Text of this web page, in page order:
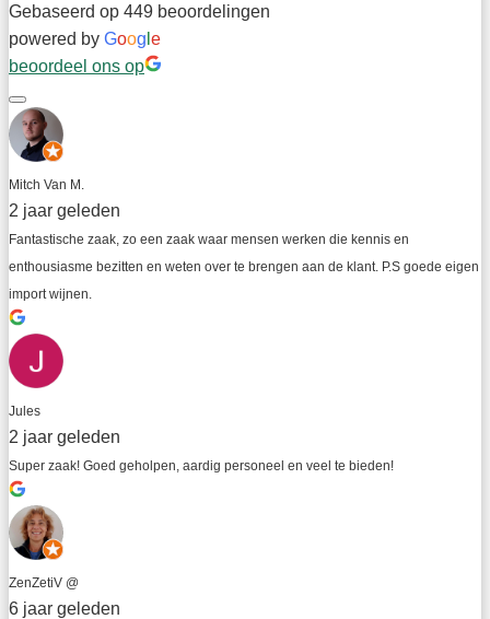
Gebaseerd op 449 beoordelingen
powered by Goog e
beoordeel ons op
Mitch Van M.
2 jaar geleden
Fantastische zaak, zo een zaak waar mensen werken die kennis en
enthousiasme bezitten en weten over te brengen aan de klant. P.S goede eigen
import wijnen.
Jules
2 jaar geleden
Super zaak! Goed geholpen, aardig personeel en veel te bieden!
ZenZetiV @
6 jaar geleden